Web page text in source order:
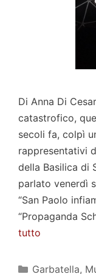
Di Anna Di
catastrofico,
secoli fa, colpì
rappresentativi
della Basilica di
parlato venerdì
“San Paolo
“Propaganda
tutto
Categorie
Garbatella,